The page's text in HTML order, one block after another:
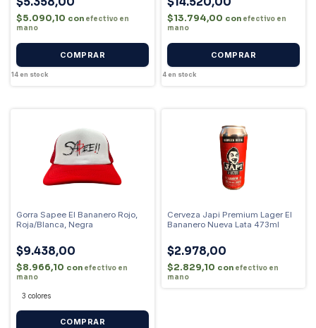
$5.090,10 con efectivo en
mano
COMPRAR
14en stock
$13.794,00 con efectivo en
mano
COMPRAR
4en stock
Gorra Sapee El Bananero Rojo,
Roja/Blanca, Negra
$9.438,00
$8.966,10 con efectivo en
mano
3 colores
COMPRAR
Cerveza Japi Premium Lager El
Bananero Nueva Lata 473ml
$2.978,00
$2.829,10 con efectivo en
mano